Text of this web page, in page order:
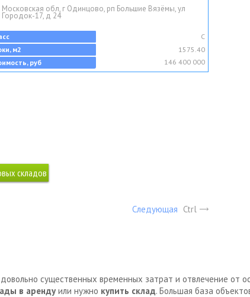
Московская обл, г Одинцово, рп Большие Вязёмы, ул
Городок-17, д 24
C
м2
1575.40
руб
146 400 000
Следующая Ctrl
существенных временных затрат и отвлечение от
в аренду или нужно купить склад. Большая база